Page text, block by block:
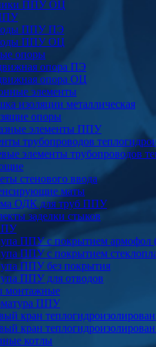
ППУ ОЦ
ППУ ПЭ
ППУ ОЦ
опоры
опора ПЭ
опора ОЦ
элементы
изоляции металлическая
опоры
элементы ППУ
трубопроводов
элементы трубопроводов
стенового ввода
маты
ОДК для труб ППУ
заделки стыков
ППУ с покрытием армофол
ППУ с покрытием
ППУ без покрытия
ППУ для отводов
монтажные
ППУ
кран
кран
котлы